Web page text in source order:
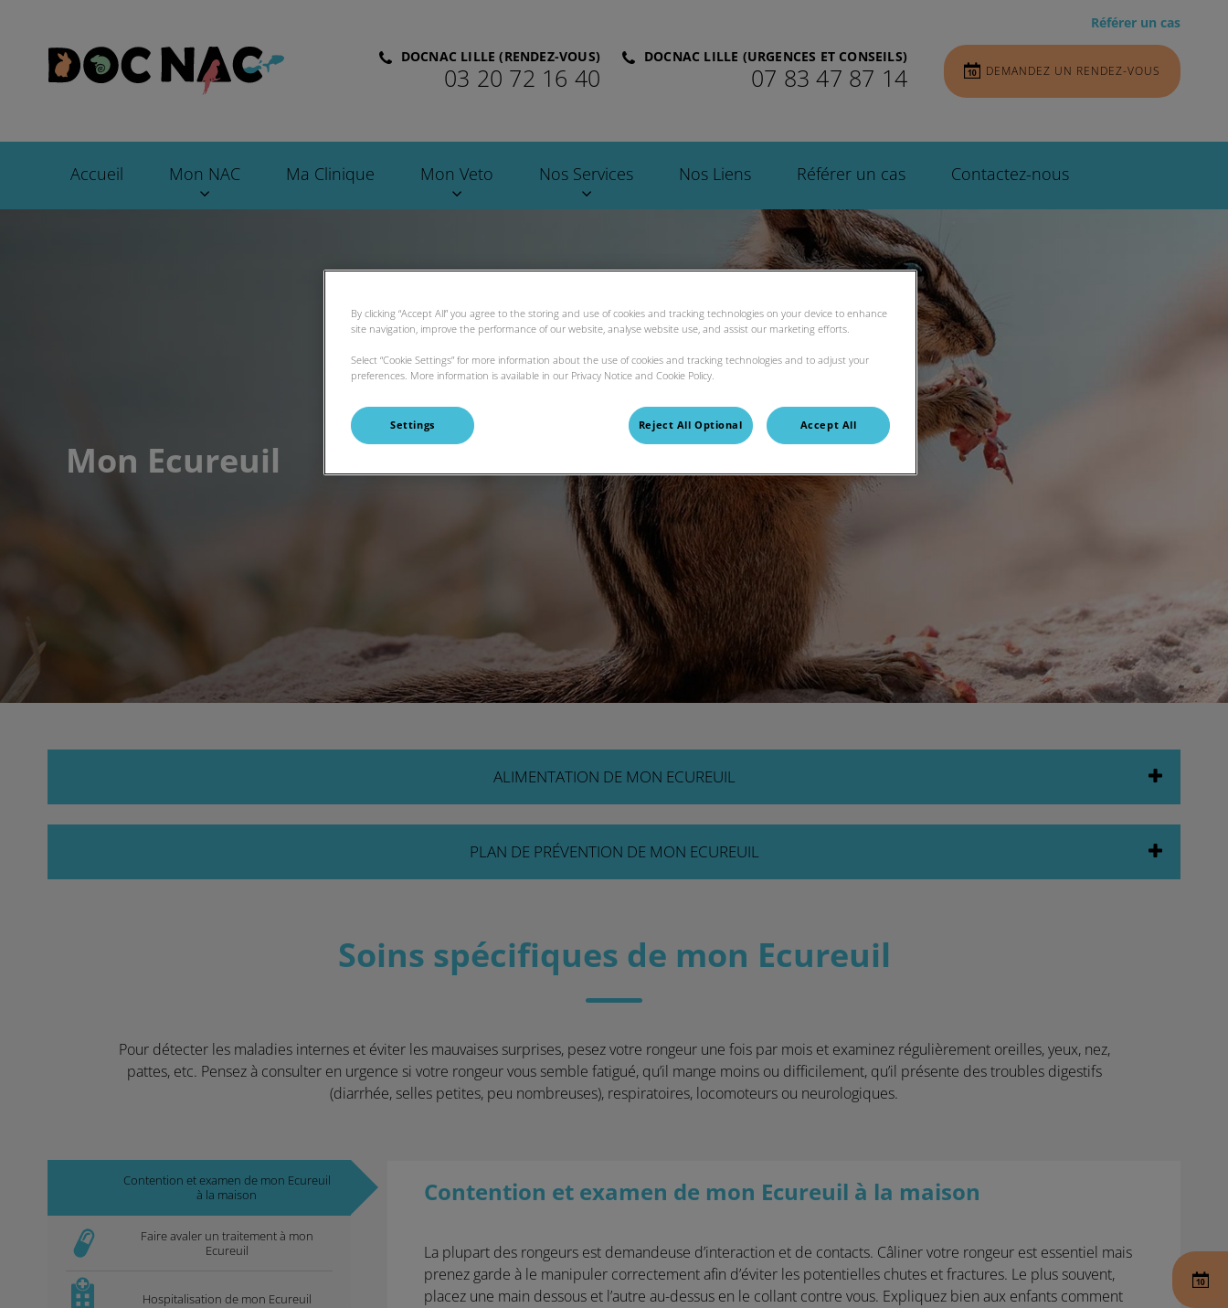
Référer un cas
DOCNAC LILLE (RENDEZ-VOUS)
03 20 72 16 40
DOCNAC LILLE (URGENCES ET CONSEILS)
07 83 47 87 14 DEMANDEZ UN RENDEZ-VOUS
Accueil Mon NAC Ma Clinique Mon Veto Nos Services Nos Liens Référer un cas Contactez-nous
Mon Ecureuil
ALIMENTATION DE MON ECUREUIL
PLAN DE PRÉVENTION DE MON ECUREUIL
Soins spécifiques de mon Ecureuil
Pour détecter les maladies internes et éviter les mauvaises surprises, pesez votre rongeur une fois par mois et examinez régulièrement oreilles, yeux, nez,
pattes, etc. Pensez à consulter en urgence si votre rongeur vous semble fatigué, qu’il mange moins ou difficilement, qu’il présente des troubles digestifs
(diarrhée, selles petites, peu nombreuses), respiratoires, locomoteurs ou neurologiques.
Contention et examen de mon Ecureuil
à la maison
Faire avaler un traitement à mon
Ecureuil
Hospitalisation de mon Ecureuil
Contention et examen de mon Ecureuil à la maison
La plupart des rongeurs est demandeuse d’interaction et de contacts. Câliner votre rongeur est essentiel mais
prenez garde à le manipuler correctement afin d’éviter les potentielles chutes et fractures. Le plus souvent,
placez une main dessous et l’autre au-dessus en le collant contre vous. Expliquez bien aux enfants comment
By clicking “Accept All” you agree to the storing and use of cookies and tracking technologies on your device to enhance
site navigation, improve the performance of our website, analyse website use, and assist our marketing efforts.
Select “Cookie Settings” for more information about the use of cookies and tracking technologies and to adjust your
preferences. More information is available in our Privacy Notice and Cookie Policy.
Settings Reject All Optional Accept All